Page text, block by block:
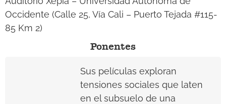
Occidente (Calle 25, Vía Cali – Puerto Tejada #115-
85 Km 2)
Ponentes
Sus películas exploran
tensiones sociales que laten
en el subsuelo de una